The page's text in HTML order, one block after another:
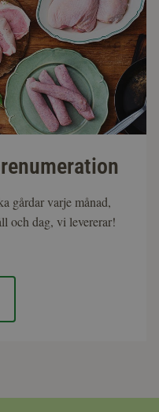
gårdar varje månad,
och dag, vi levererar!